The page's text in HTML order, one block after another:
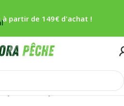
partir de 149€ d'achat !
Abris/Biwy